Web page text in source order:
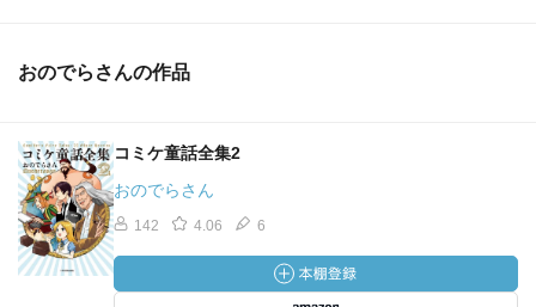
おのでらさんの作品
コミケ童話全集2
おのでらさん
142 4.06 6